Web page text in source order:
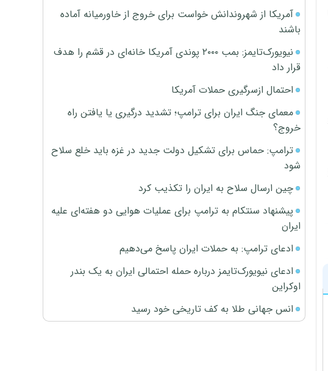
آمریکا از شهروندانش خواست برای خروج از خاورمیانه آماده
باشند
نیویورک‌تایمز: بمب ۲۰۰۰ پوندی آمریکا خانه‌ای در قشم را هدف
قرار داد
احتمال ازسرگیری حملات آمریکا
معمای جنگ ایران برای ترامپ؛ تشدید درگیری یا یافتن راه
خروج؟
ترامپ: حماس برای تشکیل دولت جدید در غزه باید خلع سلاح
شود
چین ارسال سلاح به ایران را تکذیب کرد
پیشنهاد سنتکام به ترامپ برای عملیات هوایی دو هفته‌ای علیه
ایران
ادعای ترامپ: به حملات ایران پاسخ می‌دهیم
ادعای نیویورک‌تایمز درباره حمله احتمالی ایران به یک بندر
اوکراین
انس جهانی طلا به کف تاریخی خود رسید